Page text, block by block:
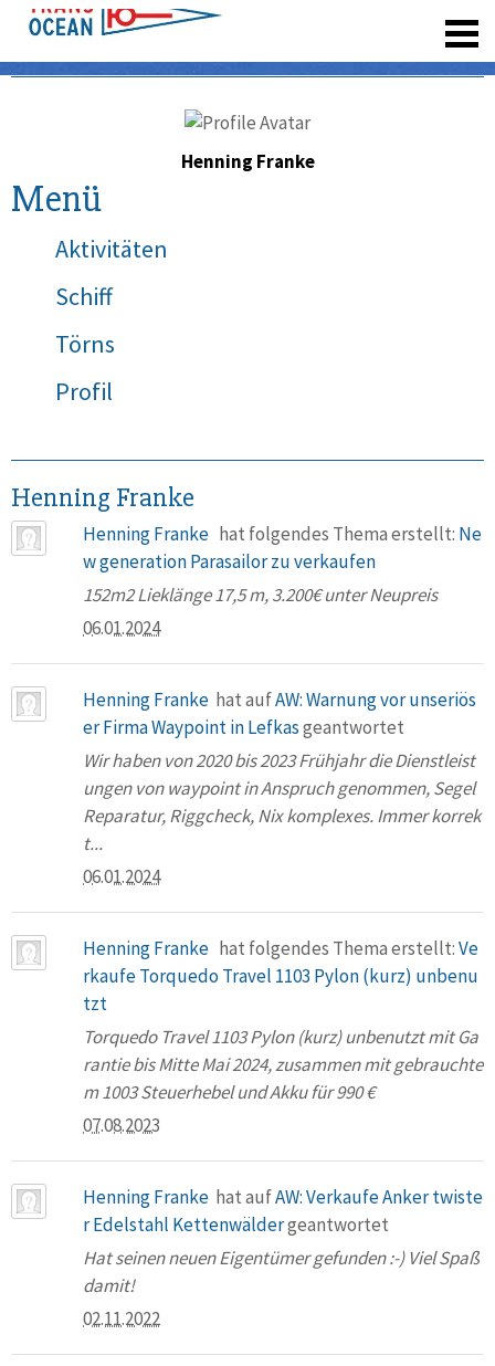
Henning Franke
Menü
Aktivitäten
Schiff
Törns
Profil
Henning Franke
Henning Franke hat folgendes Thema erstellt: Ne
w generation Parasailor zu verkaufen
152m2 Lieklänge 17,5 m, 3.200€ unter Neupreis
06.01.2024
Henning Franke hat aufAW: Warnung vor unseriös
er Firma Waypoint in Lefkasgeantwortet
Wir haben von 2020 bis 2023 Frühjahr die Dienstleist
ungen von waypoint in Anspruch genommen, Segel
Reparatur, Riggcheck, Nix komplexes. Immer korrek
t...
06.01.2024
Henning Franke hat folgendes Thema erstellt:Ve
rkaufe Torquedo Travel 1103 Pylon (kurz) unbenu
tzt
Torquedo Travel 1103 Pylon (kurz) unbenutzt mit Ga
rantie bis Mitte Mai 2024, zusammen mit gebrauchte
m 1003 Steuerhebel und Akku für 990 €
07.08.2023
Henning Franke hat aufAW: Verkaufe Anker twiste
r Edelstahl Kettenwäldergeantwortet
Hat seinen neuen Eigentümer gefunden :-) Viel Spaß
damit!
02.11.2022